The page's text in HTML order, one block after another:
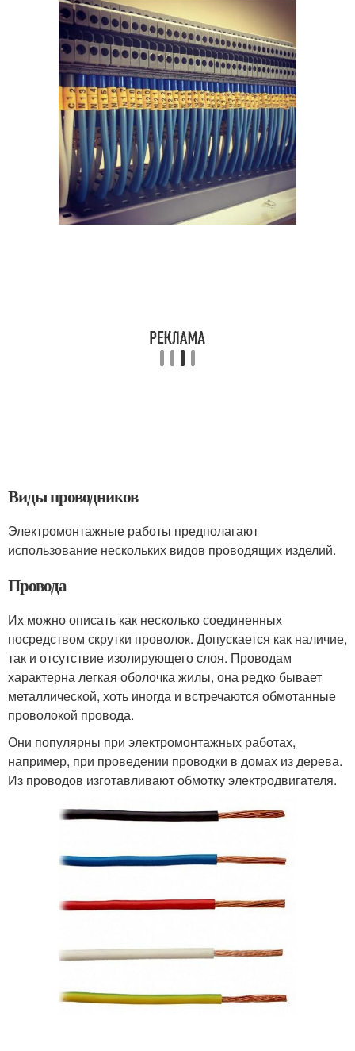
Виды проводников
Электромонтажные работы предполагают
использование нескольких видов проводящих изделий.
Провода
Их можно описать как несколько соединенных
посредством скрутки проволок. Допускается как наличие,
так и отсутствие изолирующего слоя. Проводам
характерна легкая оболочка жилы, она редко бывает
металлической, хоть иногда и встречаются обмотанные
проволокой провода.
Они популярны при электромонтажных работах,
например, при проведении проводки в домах из дерева.
Из проводов изготавливают обмотку электродвигателя.